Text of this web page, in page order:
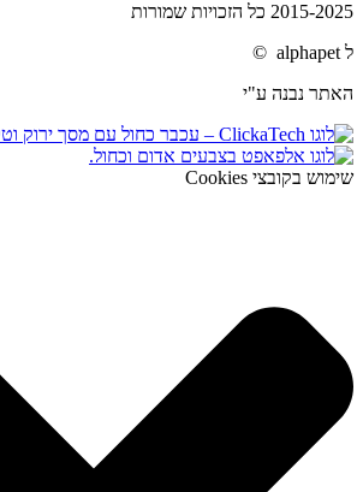
2015-2025 כל הזכויות שמורות
ל alphapet ©
האתר נבנה ע"י
שימוש בקובצי Cookies